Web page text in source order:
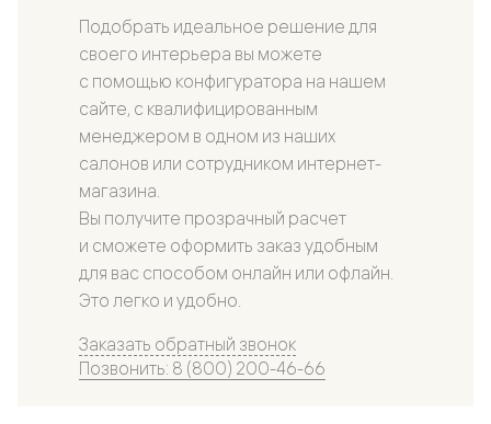
Подобрать идеальное решение для
своего интерьера вы можете
с помощью конфигуратора на нашем
сайте, с квалифицированным
менеджером в одном из наших
салонов или сотрудником интернет-
магазина.
Вы получите прозрачный расчет
и сможете оформить заказ удобным
для вас способом онлайн или офлайн.
Это легко и удобно.
Заказать обратный звонок
Позвонить: 8 (800) 200-46-66